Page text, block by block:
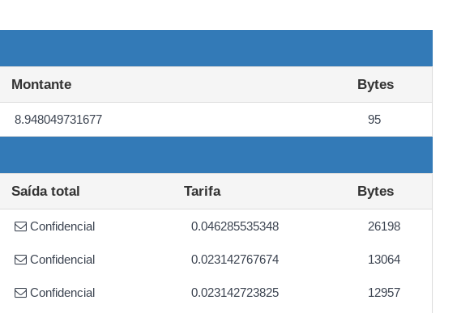
Montante Bytes
8.948049731677 95
Saída total Tarifa Bytes
Confidencial 0.046285535348 26198
Confidencial 0.023142767674 13064
Confidencial 0.023142723825 12957